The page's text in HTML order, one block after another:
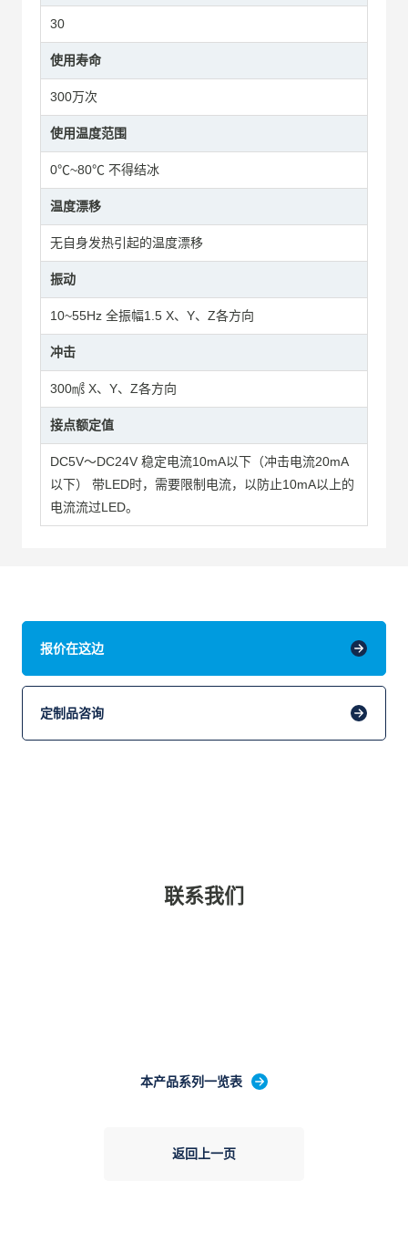
30
使用寿命
300万次
使用温度范围
0℃~80℃ 不得结冰
温度漂移
无自身发热引起的温度漂移
振动
10~55Hz 全振幅1.5 X、Y、Z各方向
冲击
300㎨ X、Y、Z各方向
接点额定值
DC5V～DC24V 稳定电流10mA以下（冲击电流20mA
以下） 带LED时，需要限制电流，以防止10mA以上的
电流流过LED。
报价在这边
定制品咨询
联系我们
本产品系列一览表
返回上一页